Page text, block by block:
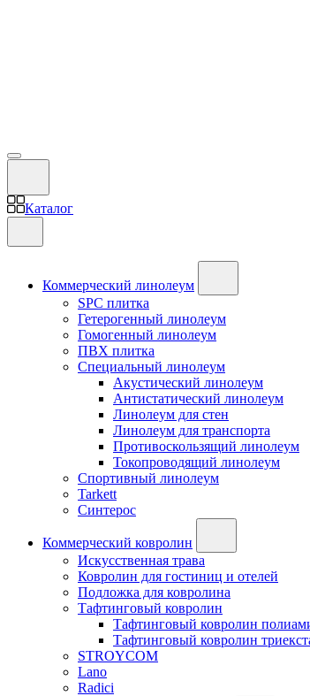
Каталог
Коммерческий линолеум
SPC плитка
Гетерогенный линолеум
Гомогенный линолеум
ПВХ плитка
Специальный линолеум
Акустический линолеум
Антистатический линолеум
Линолеум для стен
Линолеум для транспорта
Противоскользящий линолеум
Токопроводящий линолеум
Спортивный линолеум
Tarkett
Синтерос
Коммерческий ковролин
Искусственная трава
Ковролин для гостиниц и отелей
Подложка для ковролина
Тафтинговый ковролин
Тафтинговый ковролин
Тафтинговый ковролин
STROYCOM
Lano
Radici